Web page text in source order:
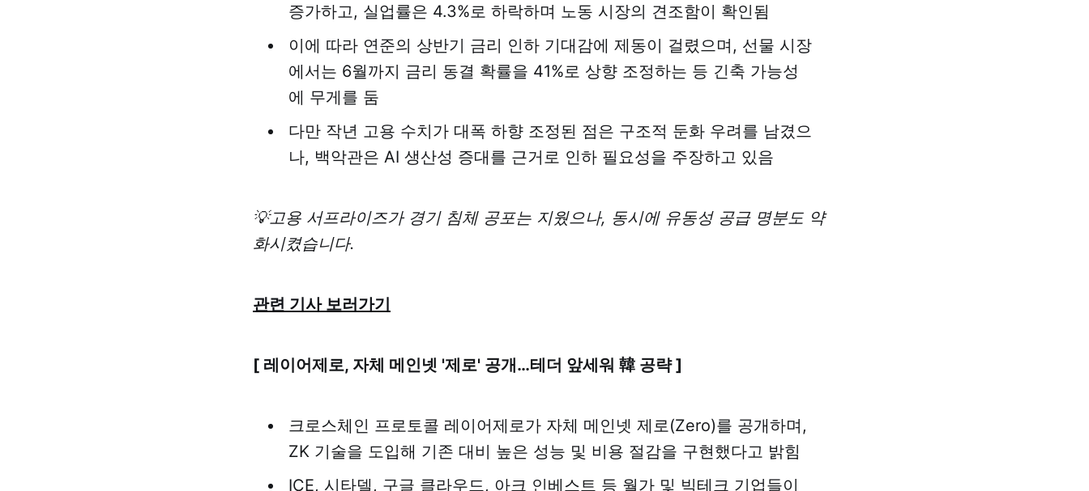
증가하고, 실업률은 4.3%로 하락하며 노동 시장의 견조함이 확인됨
이에 따라 연준의 상반기 금리 인하 기대감에 제동이 걸렸으며, 선물 시장
에서는 6월까지 금리 동결 확률을 41%로 상향 조정하는 등 긴축 가능성
에 무게를 둠
다만 작년 고용 수치가 대폭 하향 조정된 점은 구조적 둔화 우려를 남겼으
나, 백악관은 AI 생산성 증대를 근거로 인하 필요성을 주장하고 있음
💡고용 서프라이즈가 경기 침체 공포는 지웠으나, 동시에 유동성 공급 명분도 약
화시켰습니다.
관련 기사 보러가기
[ 레이어제로, 자체 메인넷 '제로' 공개…테더 앞세워 韓 공략 ]
크로스체인 프로토콜 레이어제로가 자체 메인넷 제로(Zero)를 공개하며,
ZK 기술을 도입해 기존 대비 높은 성능 및 비용 절감을 구현했다고 밝힘
ICE, 시타델, 구글 클라우드, 아크 인베스트 등 월가 및 빅테크 기업들이